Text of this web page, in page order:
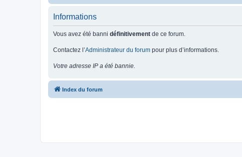
Informations
Vous avez été banni définitivement de ce forum.
Contactez l’Administrateur du forum pour plus d’informations.
Votre adresse IP a été bannie.
Index du forum